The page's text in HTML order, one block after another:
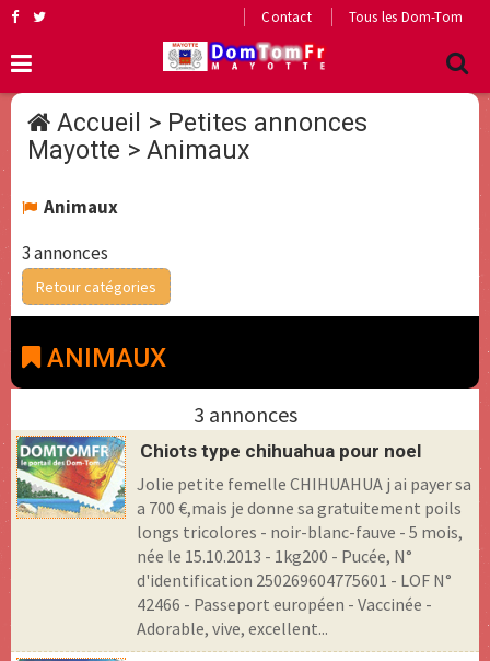
Contact Tous les Dom-Tom
Accueil > Petites annonces
Mayotte > Animaux
Animaux
3 annonces
Retour catégories
ANIMAUX
3 annonces
Chiots type chihuahua pour noel
Jolie petite femelle CHIHUAHUA j ai payer sa
a 700 €,mais je donne sa gratuitement poils
longs tricolores - noir-blanc-fauve - 5 mois,
née le 15.10.2013 - 1kg200 - Pucée, N°
d'identification 250269604775601 - LOF N°
42466 - Passeport européen - Vaccinée -
Adorable, vive, excellent...